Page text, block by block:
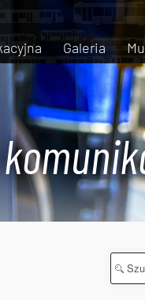
Galeria